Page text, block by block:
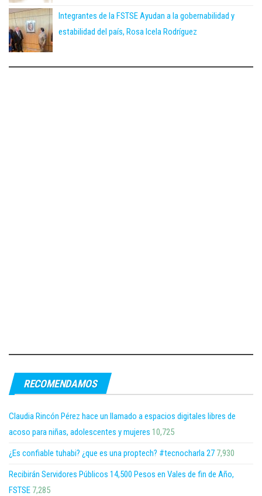
Integrantes de la FSTSE Ayudan a la gobernabilidad y
estabilidad del país, Rosa Icela Rodríguez
RECOMENDAMOS
Claudia Rincón Pérez hace un llamado a espacios digitales libres de
acoso para niñas, adolescentes y mujeres 10,725
¿Es confiable tuhabi? ¿que es una proptech? #tecnocharla 27 7,930
Recibirán Servidores Públicos 14,500 Pesos en Vales de fin de Año,
FSTSE 7,285